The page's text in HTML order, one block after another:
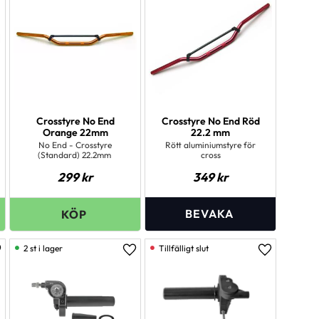
Crosstyre No End
Orange 22mm
No End - Crosstyre
(Standard) 22.2mm
299kr
Crosstyre No End Röd
22.2 mm
Rött aluminiumstyre för
cross
349kr
till i favoriter Lägg till i favoriter
2 st i lager
Lägg till i